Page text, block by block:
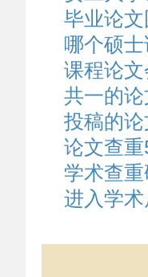
毕业论
哪个硕
课程论
共一的
投稿的
论文查
学术查
进入学